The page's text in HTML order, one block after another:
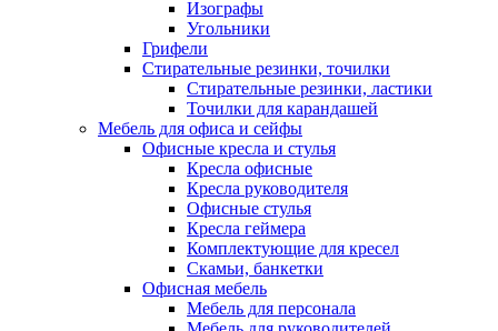
Изографы
Угольники
Грифели
Стирательные резинки, точилки
Стирательные резинки, ластики
Точилки для карандашей
Мебель для офиса и сейфы
Офисные кресла и стулья
Кресла офисные
Кресла руководителя
Офисные стулья
Кресла геймера
Комплектующие для кресел
Скамьи, банкетки
Офисная мебель
Мебель для персонала